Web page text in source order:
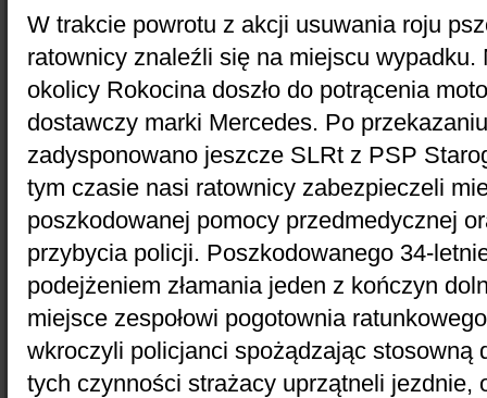
W trakcie powrotu z akcji usuwania roju
ratownicy znaleźli się na miejscu
okolicy Rokocina doszło do potrącenia
dostawczy marki Mercedes. Po
zadysponowano jeszcze SLRt z PSP
tym czasie nasi ratownicy zabezpieczeli
poszkodowanej pomocy przedmedycznej
przybycia policji. Poszkodowanego 34-
podejżeniem złamania jeden z kończyn
miejsce zespołowi pogotownia
wkroczyli policjanci spożądzając stosowną
tych czynności strażacy uprzątneli jezdnie,